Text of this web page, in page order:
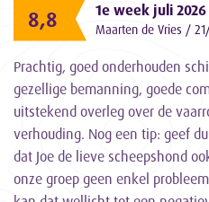
8,8 1e week juli 2026
Maarten de Vries /
Prachtig, goed onderhouden
gezellige bemanning, goede
uitstekend overleg over de
verhouding. Nog een tip: geef
dat Joe de lieve scheepshond
onze groep geen enkel